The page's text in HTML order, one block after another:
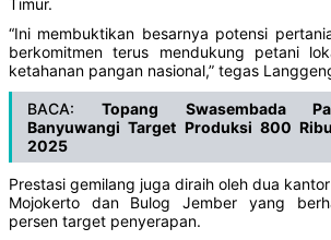
“Ini membuktikan besarnya potensi
berkomitmen terus mendukung petani
ketahanan pangan nasional,” tegas
BACA:Topang Swasembada
Banyuwangi Target Produksi 800
2025
Prestasi gemilang juga diraih oleh dua
Mojokerto dan Bulog Jember yang
persen target penyerapan.